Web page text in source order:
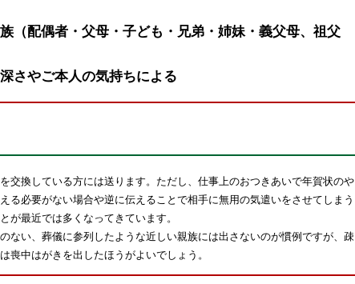
（配偶者・父母・子ども・兄弟・姉妹・義父母、祖父
さやご本人の気持ちによる
交換している方には送ります。ただし、仕事上のおつきあいで年賀状のや
る必要がない場合や逆に伝えることで相手に無用の気遣いをさせてしまう
が最近では多くなってきています。
ない、葬儀に参列したような近しい親族には出さないのが慣例ですが、疎
喪中はがきを出したほうがよいでしょう。